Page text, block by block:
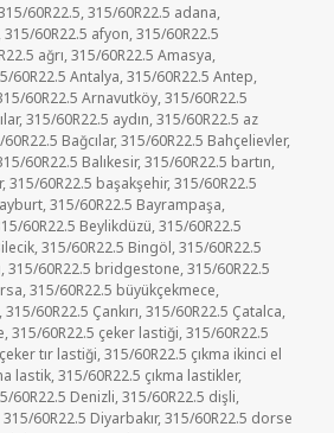
60R22.5,315/60R22.5 adana,
,315/60R22.5 afyon,315/60R22.5
ağrı,315/60R22.5 Amasya,
60R22.5 Antalya,315/60R22.5 Antep,
60R22.5 Arnavutköy,315/60R22.5
,315/60R22.5 aydın,315/60R22.5 az
Bağcılar,315/60R22.5 Bahçelievler,
60R22.5 Balıkesir,315/60R22.5 bartın,
,315/60R22.5 başakşehir,315/60R22.5
,315/60R22.5 Bayrampaşa,
60R22.5 Beylikdüzü,315/60R22.5
,315/60R22.5 Bingöl,315/60R22.5
,315/60R22.5 bridgestone,315/60R22.5
,315/60R22.5 büyükçekmece,
,315/60R22.5 Çankırı,315/60R22.5 Çatalca,
,315/60R22.5 çeker lastiği,315/60R22.5
tır lastiği,315/60R22.5 çıkma ikinci el
lastik,315/60R22.5 çıkma lastikler,
60R22.5 Denizli,315/60R22.5 dişli,
315/60R22.5 Diyarbakır,315/60R22.5 dorse